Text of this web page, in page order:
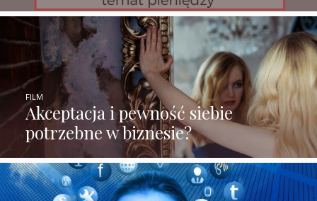
Akceptacja i pewność siebie
potrzebne w biznesie?
FILM